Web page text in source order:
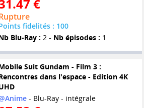
€
fidelités : 100
Blu-Ray : 2 - Nb épisodes : 1
Suit Gundam - Film 3 :
dans l'espace - Edition 4K
- Blu-Ray - intégrale